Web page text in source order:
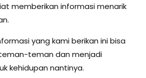
memberikan informasi menarik
yang kami berikan ini bisa
teman dan menjadi
kehidupan nantinya.